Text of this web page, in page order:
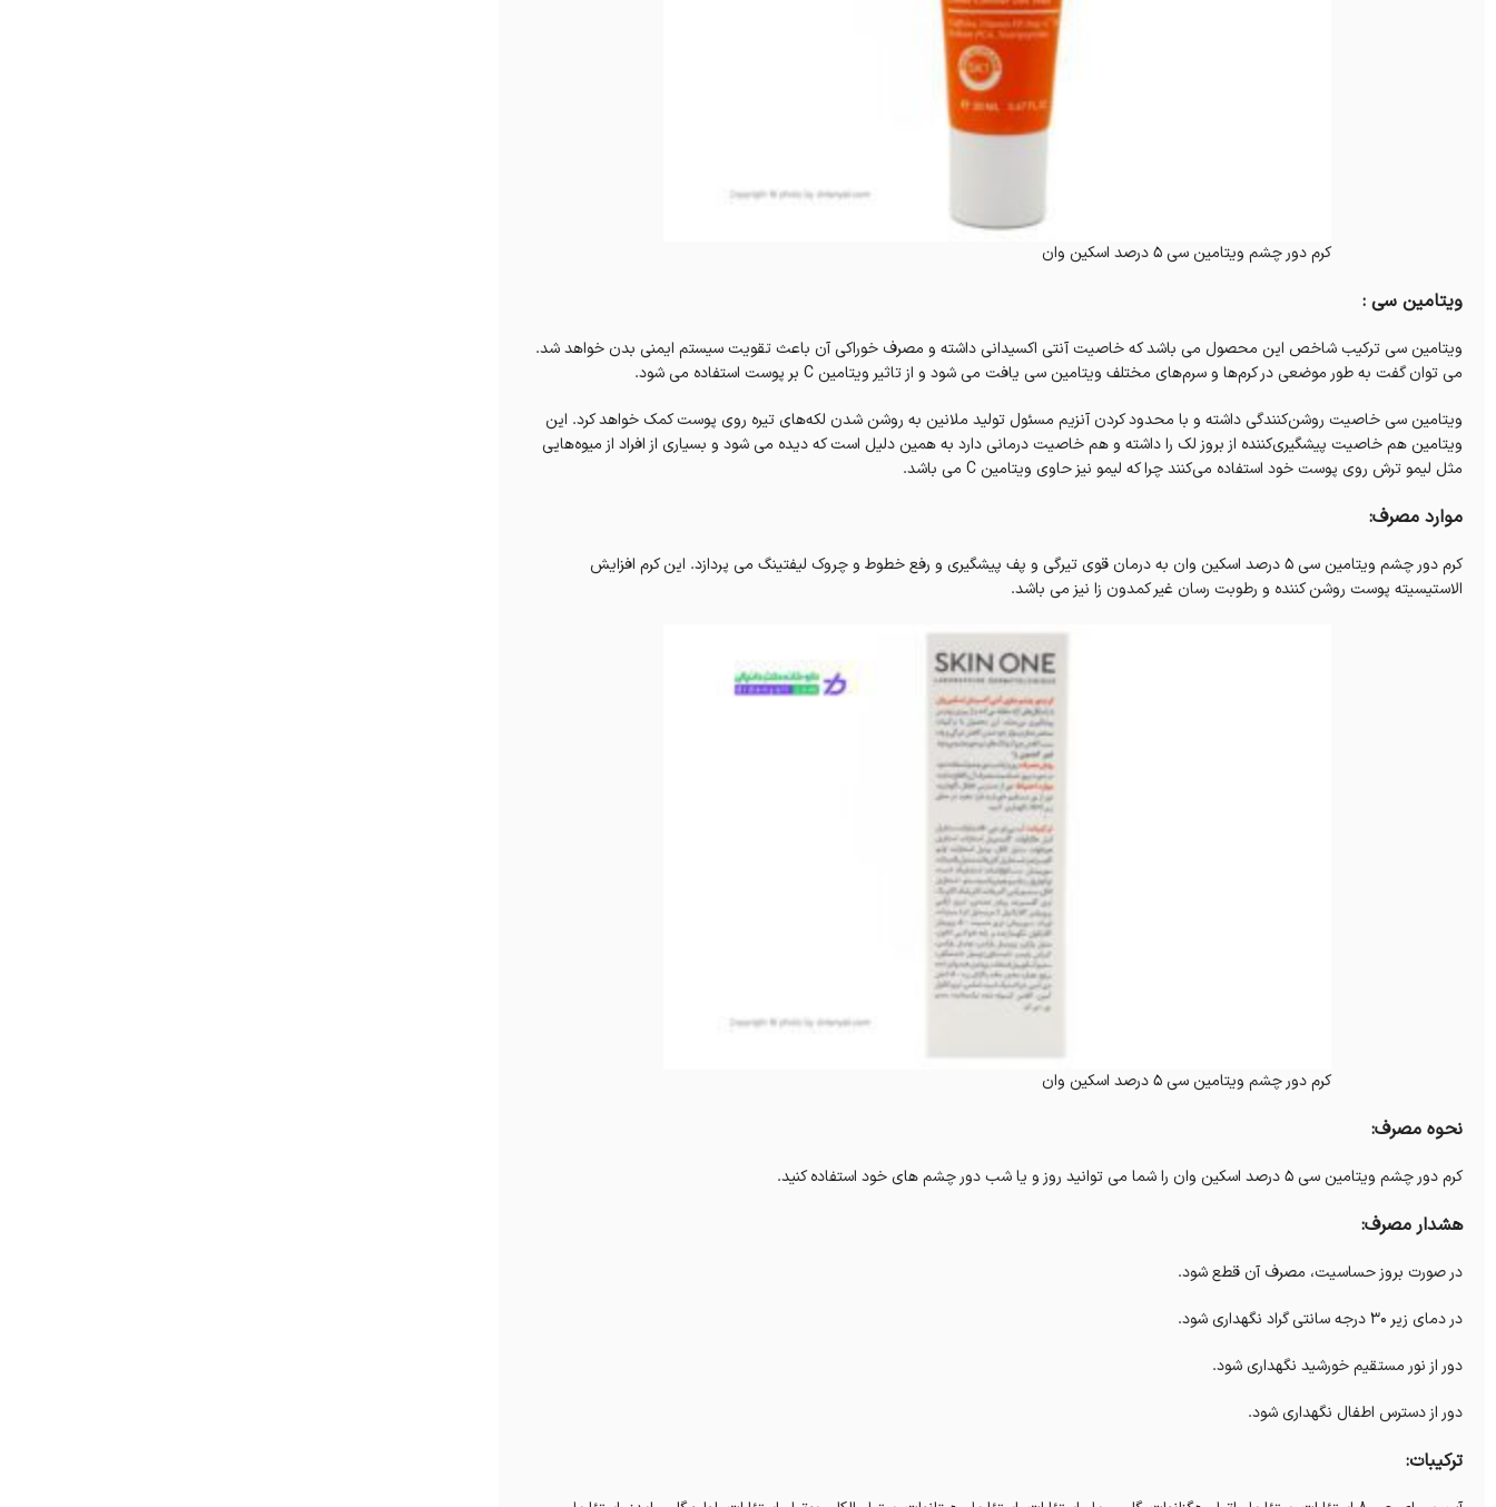
کرم دور چشم ویتامین سی 5 درصد اسکین وان
ویتامین سی :
ویتامین سی ترکیب شاخص این محصول می باشد که خاصیت آنتی اکسیدانی داشته و مصرف خوراکی آن باعث تقویت سیستم ایمنی بدن خواهد شد.
می توان گفت به طور موضعی در کرم‌ها و سرم‌های مختلف ویتامین سی یافت می شود و از تاثیر ویتامین C بر پوست استفاده می شود.
ویتامین سی خاصیت روشن‌کنندگی داشته و با محدود کردن آنزیم مسئول تولید ملانین به روشن شدن لکه‌های تیره روی پوست کمک خواهد کرد. این
ویتامین هم خاصیت پیشگیری‌کننده از بروز لک را داشته و هم خاصیت درمانی دارد به همین دلیل است که دیده می شود و بسیاری از افراد از میوه‌هایی
مثل لیمو ترش روی پوست خود استفاده می‌کنند چرا که لیمو نیز حاوی ویتامین C می باشد.
موارد مصرف:
کرم دور چشم ویتامین سی 5 درصد اسکین وان به درمان قوی تیرگی و پف پیشگیری و رفع خطوط و چروک لیفتینگ می پردازد. این کرم افزایش
الاستیسیته پوست روشن کننده و رطوبت رسان غیر کمدون زا نیز می باشد.
کرم دور چشم ویتامین سی 5 درصد اسکین وان
نحوه مصرف:
کرم دور چشم ویتامین سی 5 درصد اسکین وان را شما می توانید روز و یا شب دور چشم های خود استفاده کنید.
هشدار مصرف:
در صورت بروز حساسیت، مصرف آن قطع شود.
در دمای زیر ۳۰ درجه سانتی گراد نگهداری شود.
دور از نور مستقیم خورشید نگهداری شود.
دور از دسترس اطفال نگهداری شود.
ترکیبات: